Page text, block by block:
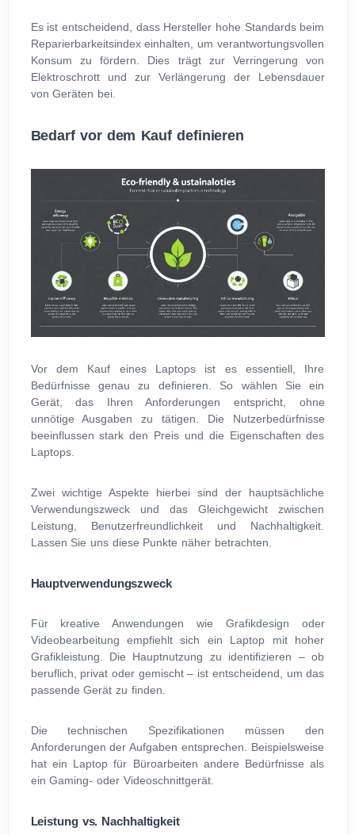
Es ist entscheidend, dass Hersteller hohe Standards beim
Reparierbarkeitsindex einhalten, um verantwortungsvollen
Konsum zu fördern. Dies trägt zur Verringerung von
Elektroschrott und zur Verlängerung der Lebensdauer
von Geräten bei.
Bedarf vor dem Kauf definieren
Vor dem Kauf eines Laptops ist es essentiell, Ihre
Bedürfnisse genau zu definieren. So wählen Sie ein
Gerät, das Ihren Anforderungen entspricht, ohne
unnötige Ausgaben zu tätigen. Die Nutzerbedürfnisse
beeinflussen stark den Preis und die Eigenschaften des
Laptops.
Zwei wichtige Aspekte hierbei sind der hauptsächliche
Verwendungszweck und das Gleichgewicht zwischen
Leistung, Benutzerfreundlichkeit und Nachhaltigkeit.
Lassen Sie uns diese Punkte näher betrachten.
Hauptverwendungszweck
Für kreative Anwendungen wie Grafikdesign oder
Videobearbeitung empfiehlt sich ein Laptop mit hoher
Grafikleistung. Die Hauptnutzung zu identifizieren – ob
beruflich, privat oder gemischt – ist entscheidend, um das
passende Gerät zu finden.
Die technischen Spezifikationen müssen den
Anforderungen der Aufgaben entsprechen. Beispielsweise
hat ein Laptop für Büroarbeiten andere Bedürfnisse als
ein Gaming- oder Videoschnittgerät.
Leistung vs. Nachhaltigkeit